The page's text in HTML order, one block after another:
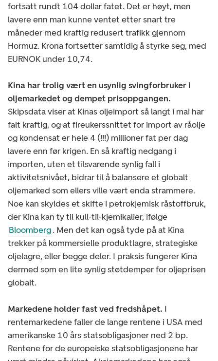
fortsatt rundt 104 dollar fatet. Det er høyt, men
lavere enn man kunne ventet etter snart tre
måneder med kraftig redusert trafikk gjennom
Hormuz. Krona fortsetter samtidig å styrke seg, med
EURNOK under 10,74.
Kina har trolig vært en usynlig svingforbruker i
oljemarkedet og dempet prisoppgangen.
Skipsdata viser at Kinas oljeimport så langt i mai har
falt kraftig, og at fireukerssnittet for import av råolje
og kondensat er hele 4 (!!!) millioner fat per dag
lavere enn før krigen. En så kraftig nedgang i
importen, uten et tilsvarende synlig fall i
aktivitetsnivået, bidrar til å balansere et globalt
oljemarked som ellers ville vært enda strammere.
Noe kan skyldes et skifte i petrokjemisk råstoffbruk,
der Kina kan ty til kull-til-kjemikalier, ifølge
Bloomberg. Men det kan også tyde på at Kina
trekker på kommersielle produktlagre, strategiske
oljelagre, eller begge deler. I praksis fungerer Kina
dermed som en lite synlig støtdemper for oljeprisen
globalt.
Markedene holder fast ved fredshåpet. I
rentemarkedene faller de lange rentene i USA med
amerikanske 10 års statsobligasjoner ned 2 bp.
Rentene for de europeiske statsobligasjonene har